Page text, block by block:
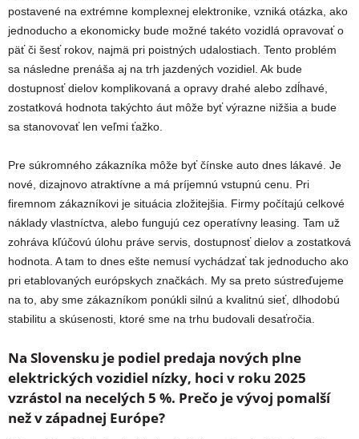
postavené na extrémne komplexnej elektronike, vzniká otázka, ako
jednoducho a ekonomicky bude možné takéto vozidlá opravovať o
päť či šesť rokov, najmä pri poistných udalostiach. Tento problém
sa následne prenáša aj na trh jazdených vozidiel. Ak bude
dostupnosť dielov komplikovaná a opravy drahé alebo zdĺhavé,
zostatková hodnota takýchto áut môže byť výrazne nižšia a bude
sa stanovovať len veľmi ťažko.
Pre súkromného zákazníka môže byť čínske auto dnes lákavé. Je
nové, dizajnovo atraktívne a má príjemnú vstupnú cenu. Pri
firemnom zákazníkovi je situácia zložitejšia. Firmy počítajú celkové
náklady vlastníctva, alebo fungujú cez operatívny leasing. Tam už
zohráva kľúčovú úlohu práve servis, dostupnosť dielov a zostatková
hodnota. A tam to dnes ešte nemusí vychádzať tak jednoducho ako
pri etablovaných európskych značkách. My sa preto sústreďujeme
na to, aby sme zákazníkom ponúkli silnú a kvalitnú sieť, dlhodobú
stabilitu a skúsenosti, ktoré sme na trhu budovali desaťročia.
Na Slovensku je podiel predaja nových plne
elektrických vozidiel nízky, hoci v roku 2025
vzrástol na necelých 5 %. Prečo je vývoj pomalší
než v západnej Európe?